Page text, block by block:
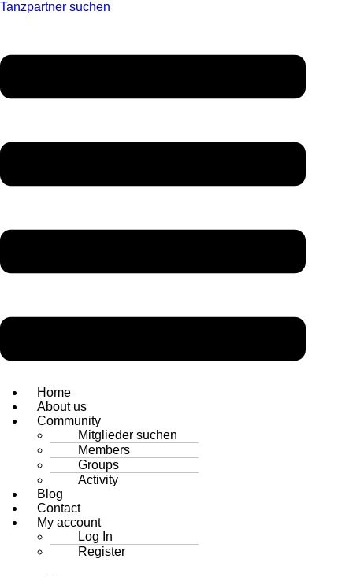
Tanzpartner suchen
Home
About us
Community
Mitglieder suchen
Members
Groups
Activity
Blog
Contact
My account
Log In
Register